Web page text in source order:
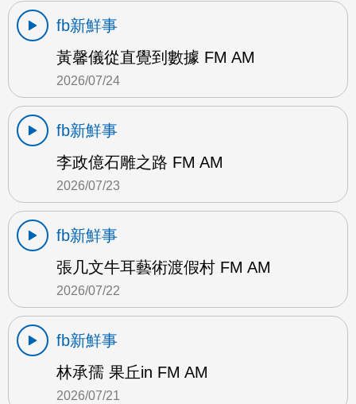
fb新鮮事
黃馨儀從直覺到數據 FM AM
2026/07/24
fb新鮮事
李政億石雕之路 FM AM
2026/07/23
fb新鮮事
張几文牛耳藝術渡假村 FM AM
2026/07/22
fb新鮮事
林承孺 果丘in FM AM
2026/07/21